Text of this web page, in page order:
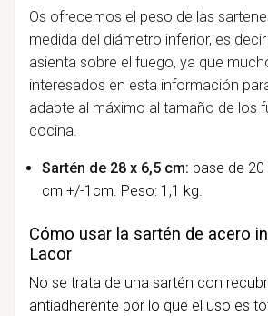
Os ofrecemos el peso de las
medida del diámetro inferior, es
asienta sobre el fuego, ya que
interesados en esta información
adapte al máximo al tamaño de los
cocina.
Sartén de 28 x 6,5 cm: base de 20
cm +/-1cm. Peso: 1,1 kg.
Cómo usar la sartén de acero
Lacor
No se trata de una sartén con
antiadherente por lo que el uso es